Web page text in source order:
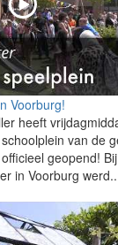
Voorburg!
heeft
van de
geopend! Bij
in Voorburg